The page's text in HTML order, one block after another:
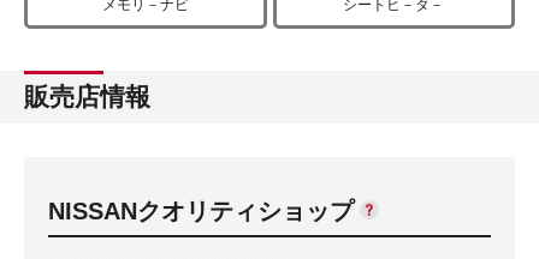
メモリ－ナビ シートヒ－タ－
販売店情報
NISSANクオリティショップ